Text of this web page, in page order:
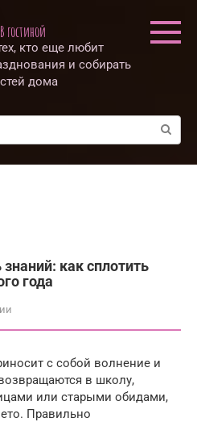
В гостиной
кто еще любит
и собирать
дома
как сплотить
года
с собой волнение и
в школу,
или старыми обидами,
Правильно